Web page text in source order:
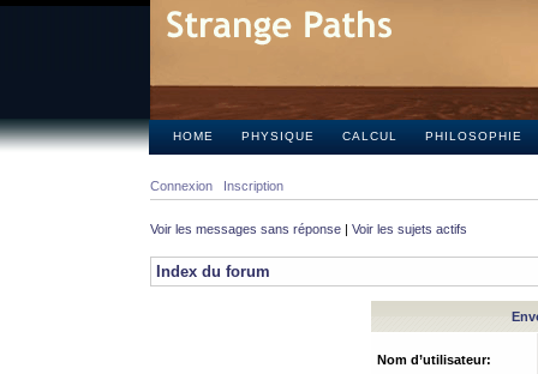
HOME PHYSIQUE CALCUL PHILOSOPHIE
Connexion Inscription
Voir les messages sans réponse | Voir les sujets actifs
Index du forum
Nom d’utilisateur: